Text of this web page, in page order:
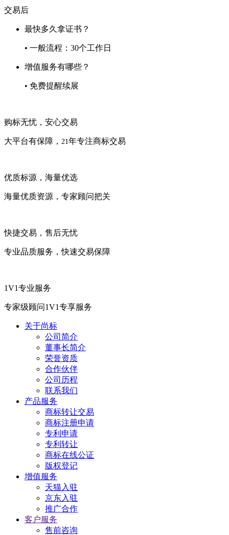
交易后
最快多久拿证书？
• 一般流程：30个工作日
增值服务有哪些？
• 免费提醒续展
购标无忧，安心交易
大平台有保障， 21 年专注商标交易
优质标源，海量优选
海量优质资源，专家顾问把关
快捷交易，售后无忧
专业品质服务，快速交易保障
1V1专业服务
专家级顾问1V1专享服务
关于尚标
公司简介
董事长简介
荣誉资质
合作伙伴
公司历程
联系我们
产品服务
商标转让交易
商标注册申请
专利申请
专利转让
商标在线公证
版权登记
增值服务
天猫入驻
京东入驻
推广合作
客户服务
售前咨询